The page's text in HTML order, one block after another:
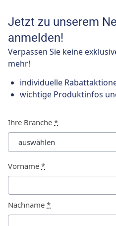
Jetzt zu unserem
anmelden!
Verpassen Sie keine
mehr!
individuelle
wichtige Produktinfos
Ihre Branche *
Vorname *
Nachname *